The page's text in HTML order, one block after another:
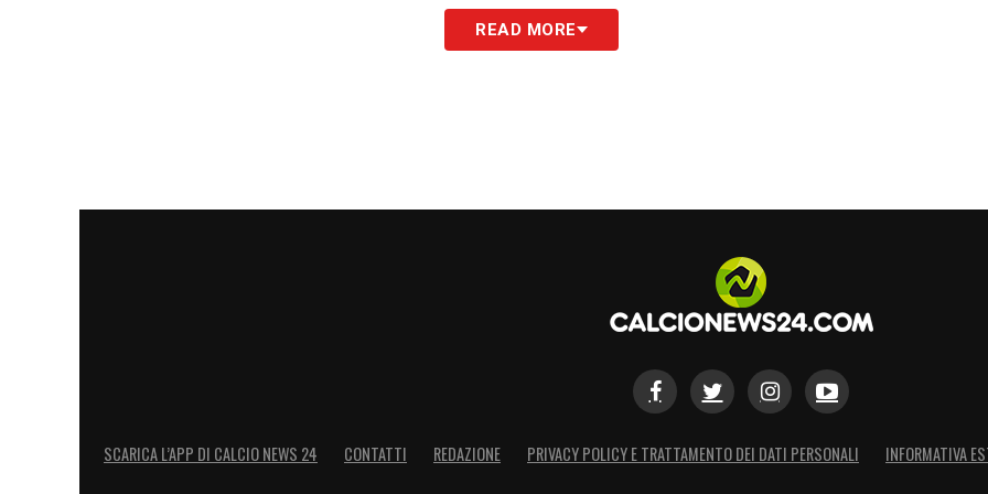
READ MORE
SCARICA L’APP DI CALCIO NEWS 24 CONTATTI REDAZIONE PRIVACY POLICY E TRATTAMENTO DEI DATI PERSONALI INFORMATIVA